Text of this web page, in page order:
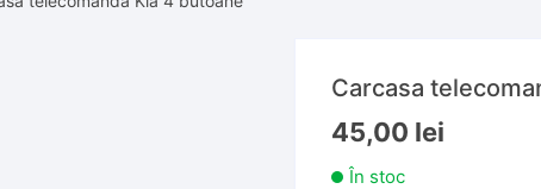
Carcasa
45,00 lei
În stoc